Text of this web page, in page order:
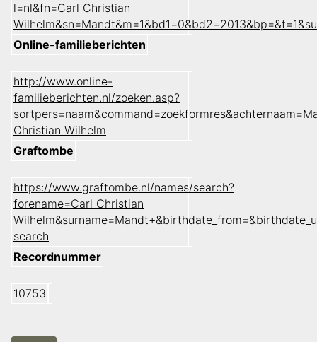
l=nl&fn=Carl Christian
Online-familieberichten
http://www.online-
familieberichten.nl/zoeken.asp?
Christian Wilhelm
Graftombe
https://www.graftombe.nl/names/search?
forename=Carl Christian
search
Recordnummer
10753